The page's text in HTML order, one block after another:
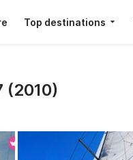
Top destinations
(2010)